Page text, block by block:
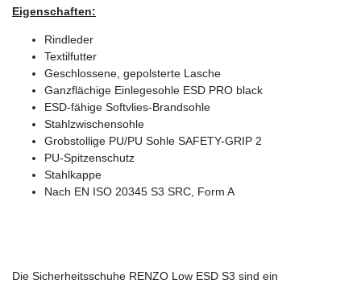
Eigenschaften:
Rindleder
Textilfutter
Geschlossene, gepolsterte Lasche
Ganzflächige Einlegesohle ESD PRO black
ESD-fähige Softvlies-Brandsohle
Stahlzwischensohle
Grobstollige PU/PU Sohle SAFETY-GRIP 2
PU-Spitzenschutz
Stahlkappe
Nach EN ISO 20345 S3 SRC, Form A
Die Sicherheitsschuhe RENZO Low ESD S3 sind ein